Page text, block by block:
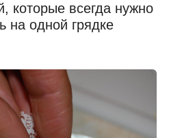
которые всегда нужно
на одной грядке